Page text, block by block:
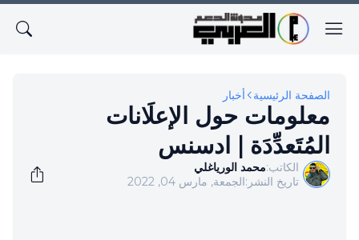
الصفحة الرئيسية أخبار
معلومات حول الإعلَانات
المُتَعدِّدَة | ادسنس
الكاتب:محمد الورياغلي
تاريخ النشر:الجمعة, مارس 04, 2022